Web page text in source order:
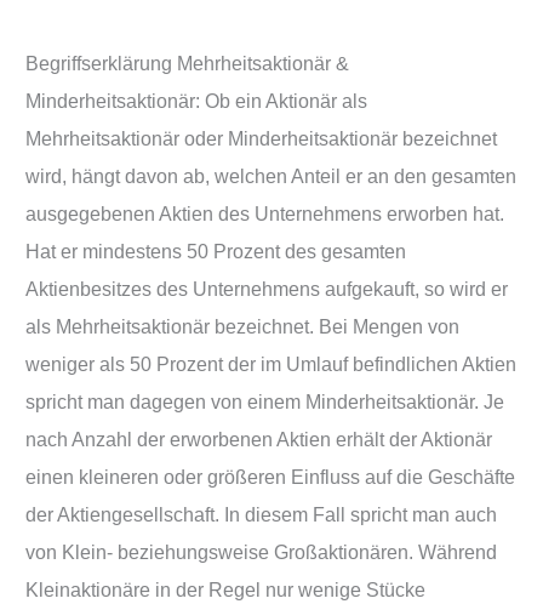
Begriffserklärung Mehrheitsaktionär &
Minderheitsaktionär: Ob ein Aktionär als
Mehrheitsaktionär oder Minderheitsaktionär bezeichnet
wird, hängt davon ab, welchen Anteil er an den gesamten
ausgegebenen Aktien des Unternehmens erworben hat.
Hat er mindestens 50 Prozent des gesamten
Aktienbesitzes des Unternehmens aufgekauft, so wird er
als Mehrheitsaktionär bezeichnet. Bei Mengen von
weniger als 50 Prozent der im Umlauf befindlichen Aktien
spricht man dagegen von einem Minderheitsaktionär. Je
nach Anzahl der erworbenen Aktien erhält der Aktionär
einen kleineren oder größeren Einfluss auf die Geschäfte
der Aktiengesellschaft. In diesem Fall spricht man auch
von Klein- beziehungsweise Großaktionären. Während
Kleinaktionäre in der Regel nur wenige Stücke